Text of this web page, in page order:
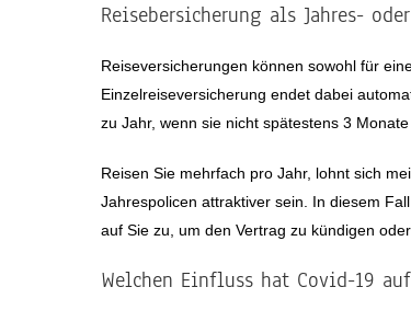
Reisebersicherung als Jahres-
Reiseversicherungen können sowohl für
Einzelreiseversicherung endet dabei
zu Jahr, wenn sie nicht spätestens 3
Reisen Sie mehrfach pro Jahr, lohnt sich
Jahrespolicen attraktiver sein. In diesem
auf Sie zu, um den Vertrag zu kündigen
Welchen Einfluss hat Covid-19